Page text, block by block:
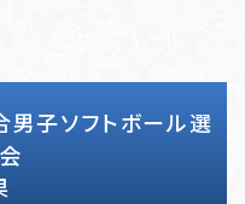
子ソフトボール選